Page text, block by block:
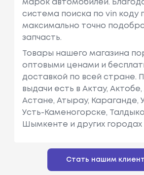
марок автомобилей.
система поиска по vin коду
максимально точно
запчасть.
Товары нашего магазина
оптовыми ценами и
доставкой по всей стране.
выдачи есть в Актау,
Астане, Атырау, Караганде,
Усть-Каменогорске,
Шымкенте и других городах
Стать нашим